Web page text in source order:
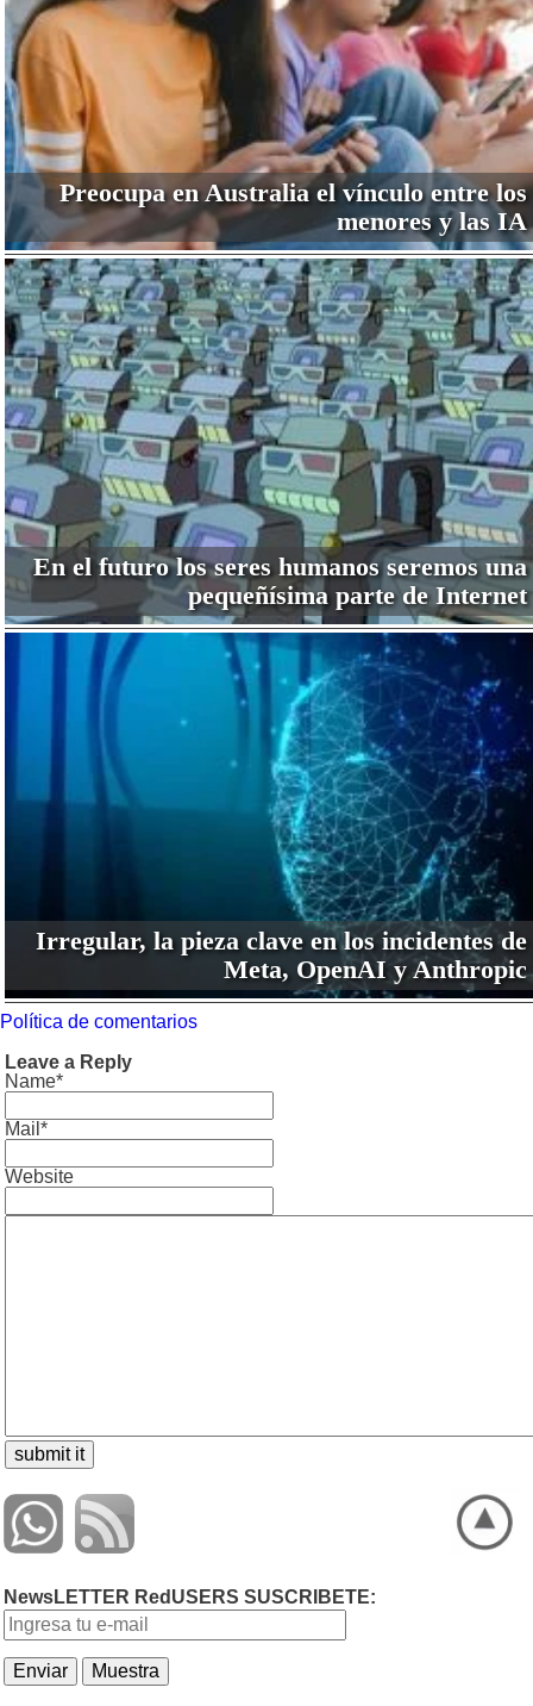
Preocupa en Australia el vínculo entre los
menores y las IA
En el futuro los seres humanos seremos una
pequeñísima parte de Internet
Irregular, la pieza clave en los incidentes de
Meta, OpenAI y Anthropic
Política de comentarios
Leave a Reply
Name*
Mail*
Website
NewsLETTER RedUSERS SUSCRIBETE: